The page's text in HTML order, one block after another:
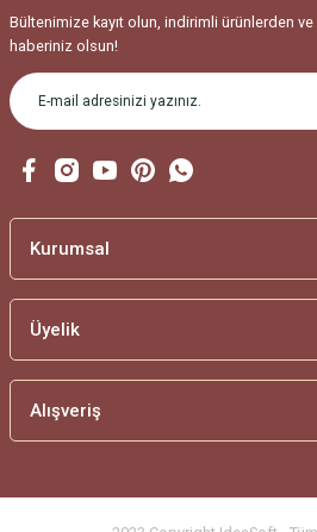
Bu ürüne benzer farklı alternatifler
Bültenimize kayıt olun, indirimli ürünlerden
haberiniz olsun!
Kurumsal
Üyelik
Alışveriş